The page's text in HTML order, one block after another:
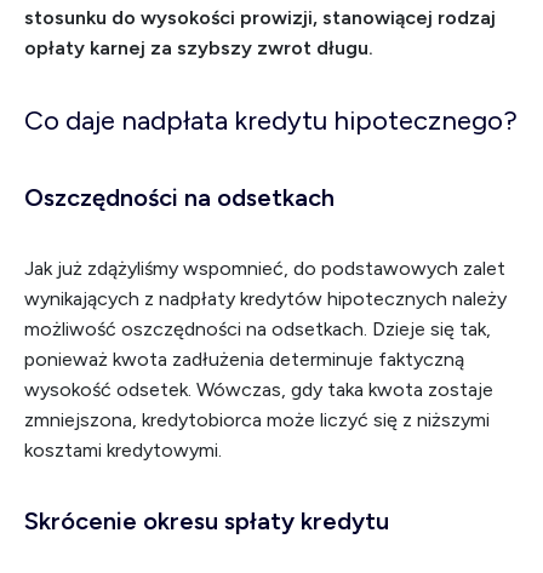
stosunku do wysokości prowizji, stanowiącej rodzaj
opłaty karnej za szybszy zwrot długu.
Co daje nadpłata kredytu hipotecznego?
Oszczędności na odsetkach
Jak już zdążyliśmy wspomnieć, do podstawowych zalet
wynikających z nadpłaty kredytów hipotecznych należy
możliwość oszczędności na odsetkach. Dzieje się tak,
ponieważ kwota zadłużenia determinuje faktyczną
wysokość odsetek. Wówczas, gdy taka kwota zostaje
zmniejszona, kredytobiorca może liczyć się z niższymi
kosztami kredytowymi.
Skrócenie okresu spłaty kredytu